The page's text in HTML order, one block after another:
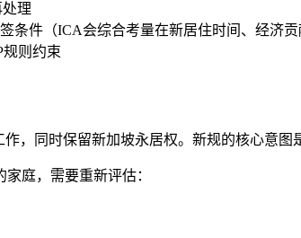
理
条件（ICA会综合考量在新居住时间、经济贡
规则约束
同时保留新加坡永居权。新规的核心意图
庭，需要重新评估：